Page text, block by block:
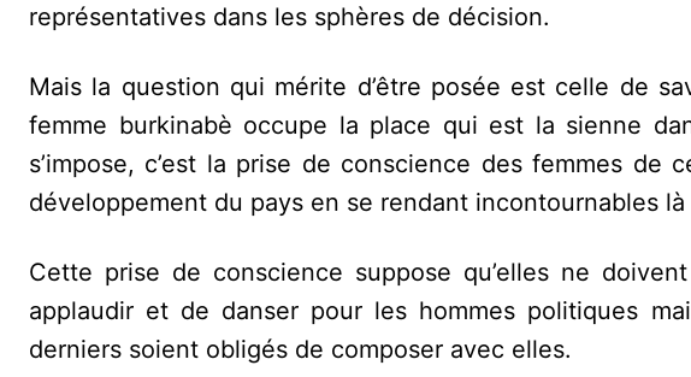
représentatives dans les sphères de décision.
Mais la question qui mérite d’être posée est celle de
femme burkinabè occupe la place qui est la sienne
s’impose, c’est la prise de conscience des femmes de
développement du pays en se rendant incontournables là
Cette prise de conscience suppose qu’elles ne
applaudir et de danser pour les hommes politiques
derniers soient obligés de composer avec elles.